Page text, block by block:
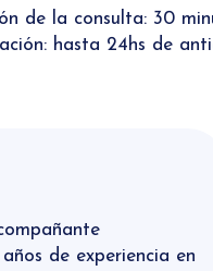
de la consulta: 30
hasta 24hs de
de experiencia en